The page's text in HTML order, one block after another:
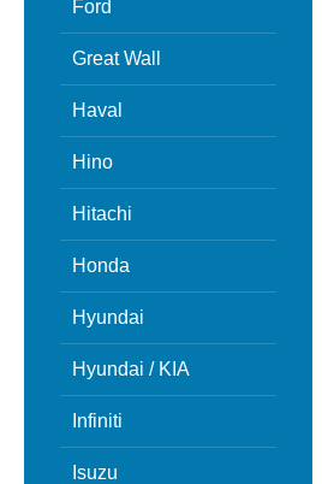
Ford
Great Wall
Haval
Hino
Hitachi
Honda
Hyundai
Hyundai / KIA
Infiniti
Isuzu